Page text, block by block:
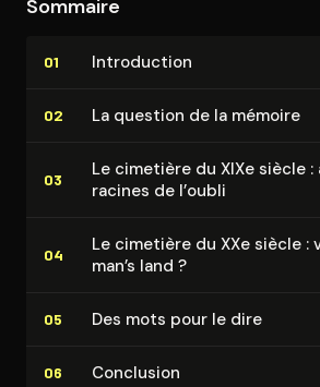
Sommaire
01 In­tro­duc­tion
02 La question de la mémoire
03
Le cimetière du XIXe siècle :
racines de l’oubli
04
Le cimetière du XXe siècle :
man’s land ?
05 Des mots pour le dire
06 Conclusion